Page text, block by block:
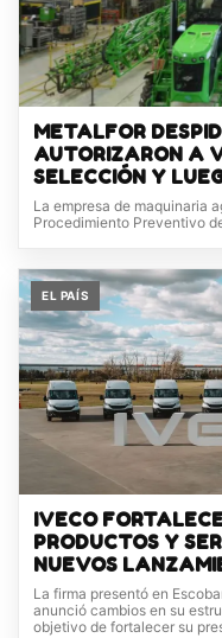
METALFOR
AUTORIZARON A
SELECCIÓN Y
La empresa de maquinaria
Procedimiento Preventivo
EL PAÍS
IVECO
PRODUCTOS Y
NUEVOS
La firma presentó en
anunció cambios en su
objetivo de fortalecer su